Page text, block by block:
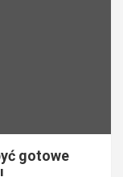
gotowe